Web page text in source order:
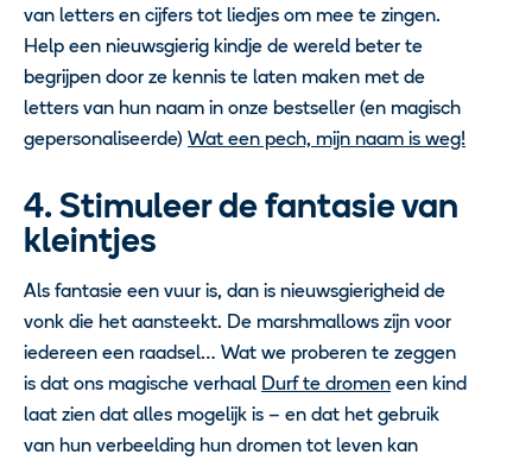
van letters en cijfers tot liedjes om mee te zingen.
Help een nieuwsgierig kindje de wereld beter te
begrijpen door ze kennis te laten maken met de
letters van hun naam in onze bestseller (en magisch
gepersonaliseerde) Wat een pech, mijn naam is weg!
4. Stimuleer de fantasie van
kleintjes
Als fantasie een vuur is, dan is nieuwsgierigheid de
vonk die het aansteekt. De marshmallows zijn voor
iedereen een raadsel… Wat we proberen te zeggen
is dat ons magische verhaal Durf te dromen een kind
laat zien dat alles mogelijk is – en dat het gebruik
van hun verbeelding hun dromen tot leven kan